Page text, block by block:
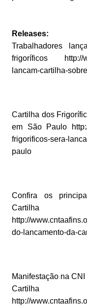
Releases:
Trabalhadores
frigoríficos http://
lancam-cartilha-
Cartilha dos
em São Paulo
frigorificos-sera-
paulo
Confira os
Cartilha
http://
do-lancamento-da-
Manifestação na
Cartilha
http://